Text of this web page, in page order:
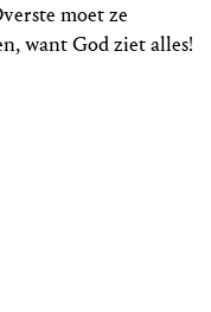
moet ze
want God ziet alles!